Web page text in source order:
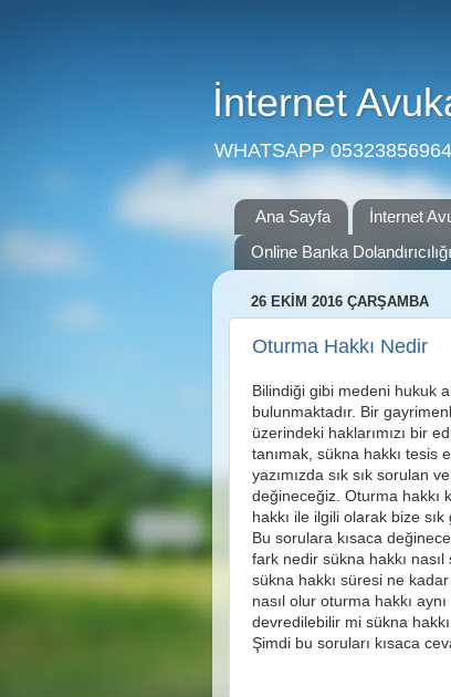
İnternet
WHATSAPP
Ana Sayfa İnternet
Online Banka Dolandırıcılığı
26 EKIM 2016 ÇARŞAMBA
Oturma Hakkı Nedir
Bilindiği gibi medeni hukuk
bulunmaktadır. Bir
üzerindeki haklarımızı bir
tanımak, sükna hakkı tesis
yazımızda sık sık sorulan
değineceğiz. Oturma hakkı
hakkı ile ilgili olarak bize
Bu sorulara kısaca
fark nedir sükna hakkı
sükna hakkı süresi ne
nasıl olur oturma hakkı
devredilebilir mi sükna hakkı
Şimdi bu soruları kısaca